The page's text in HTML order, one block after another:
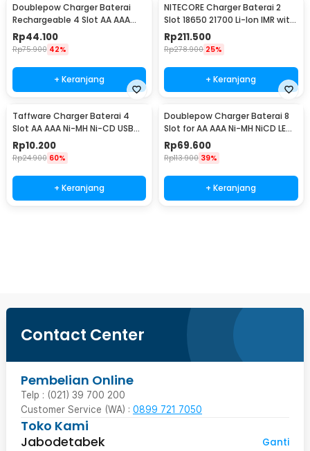
Doublepow Charger Baterai
Rechargeable 4 Slot AA AAA
with AA 4 PCS - DP-U82
Rp44.100
Rp75.900 42%
+ Keranjang
NITECORE Charger Baterai 2
Slot 18650 21700 Li-Ion IMR with
LED Light - UI2
Rp211.500
Rp278.900 25%
+ Keranjang
Taffware Charger Baterai 4
Slot AA AAA Ni-MH Ni-CD USB
Plug - B-04
Rp10.200
Rp24.900 60%
+ Keranjang
Doublepow Charger Baterai 8
Slot for AA AAA Ni-MH NiCD LED
Light - DP-K18
Rp69.600
Rp113.900 39%
+ Keranjang
Contact Center
Pembelian Online
Telp : (021) 39 700 200
Customer Service (WA) : 0899 721 7050
Toko Kami
Jabodetabek
Ganti